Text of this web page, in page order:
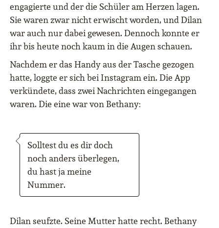
engagierte und der die Schüler am Herzen lagen.
Sie waren zwar nicht erwischt worden, und Dilan
war auch nur dabei gewesen. Dennoch konnte er
ihr bis heute noch kaum in die Augen schauen.
Nachdem er das Handy aus der Tasche gezogen
hatte, loggte er sich bei Instagram ein. Die App
verkündete, dass zwei Nachrichten eingegangen
waren. Die eine war von Bethany:
Solltest du es dir doch
noch anders überlegen,
du hast ja meine
Nummer.
Dilan seufzte. Seine Mutter hatte recht. Bethany